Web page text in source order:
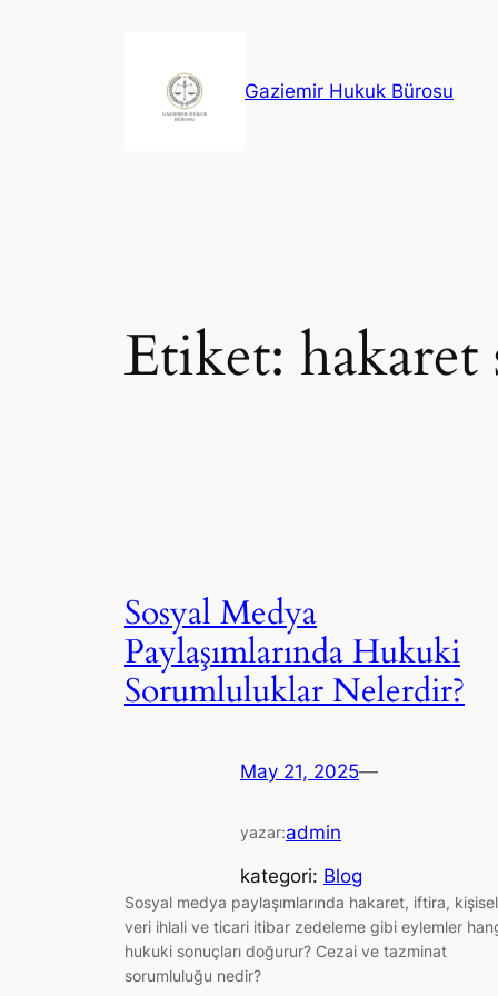
Gaziemir Hukuk Bürosu
Etiket: hakaret
Sosyal Medya
Paylaşımlarında Hukuki
Sorumluluklar Nelerdir?
May 21, 2025—
yazar:admin
kategori: Blog
Sosyal medya paylaşımlarında hakaret, iftira, kişisel
veri ihlali ve ticari itibar zedeleme gibi eylemler
hukuki sonuçları doğurur? Cezai ve tazminat
sorumluluğu nedir?